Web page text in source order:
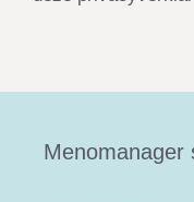
Menomanager